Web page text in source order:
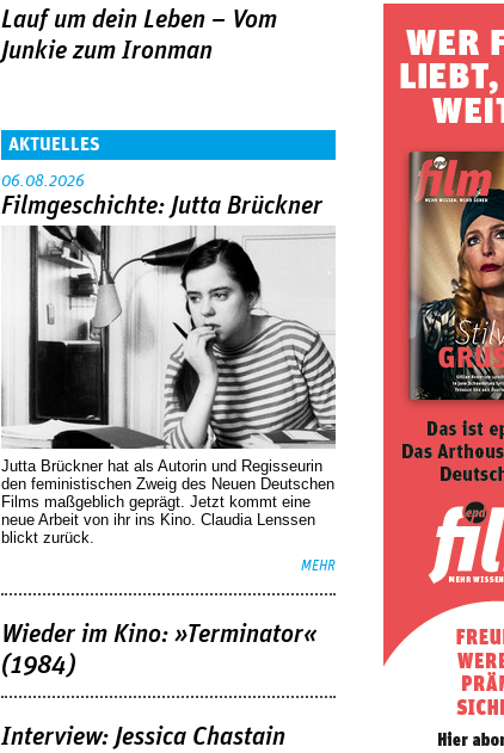
Lauf um dein Leben – Vom
Junkie zum Ironman
AKTUELLES
06.08.2026
Filmgeschichte: Jutta Brückner
Jutta Brückner hat als Autorin und Regisseurin
den feministischen Zweig des Neuen Deutschen
Films maßgeblich geprägt. Jetzt kommt eine
neue Arbeit von ihr ins Kino. Claudia Lenssen
blickt zurück.
MEHR
Wieder im Kino: »Terminator«
(1984)
Interview: Jessica Chastain